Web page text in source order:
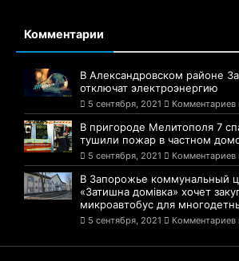
Комментарии
В Александровском районе
отключат электроэнергию
5 сентября, 2021 Комментариев
В пригороде Мелитополя 7
тушили пожар в частном
5 сентября, 2021 Комментариев
В Запорожье коммунальный
«Затишна домівка» хочет
микроавтобус для
5 сентября, 2021 Комментариев